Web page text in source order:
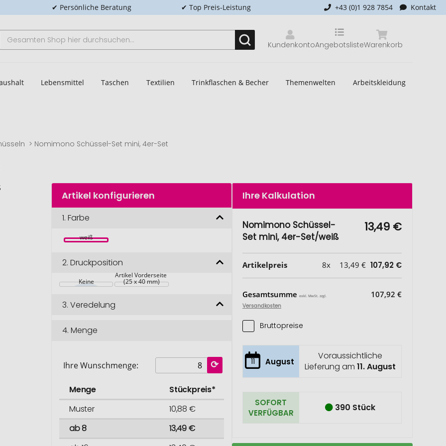
✔ Persönliche Beratung ✔ Top Preis-Leistung +43 (0)1 928 7854 Kontakt
Kundenkonto Warenkorb
Angebotsliste
Lebensmittel Taschen Textilien Trinkflaschen & Becher Themenwelten Arbeitskleidung
Nomimono Schüssel-Set mini, 4er-Set
Artikel konfigurieren
1.Farbe
weiß
2.Druckposition
Keine
Artikel Vorderseite
(25 x 40 mm)
3.Veredelung
4.Menge
Ihre Wunschmenge:
Menge
Stückpreis*
Muster
10,88 €
ab 8
13,49 €
Ihre Kalkulation
Nomimono Schüssel-
Set mini, 4er-Set/weiß
13,49 €
Artikelpreis 8x 13,49 € 107,92 €
Gesamtsumme exkl. MwSt. zzgl.
Versandkosten
107,92 €
Bruttopreise
11 August
Voraussichtliche
Lieferung am 11. August
SOFORT
VERFÜGBAR
390 Stück